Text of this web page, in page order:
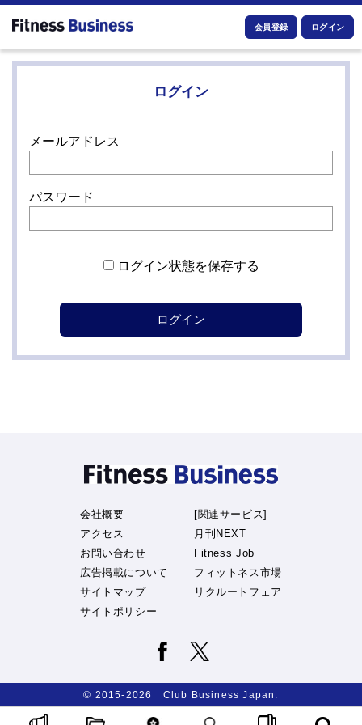
会員登録 ログイン
ログイン
メールアドレス
パスワード
ログイン状態を保存する
会社概要
アクセス
お問い合わせ
広告掲載について
サイトマップ
サイトポリシー
[関連サービス]
月刊NEXT
Fitness Job
フィットネス市場
リクルートフェア
© 2015-2026 Club Business Japan.